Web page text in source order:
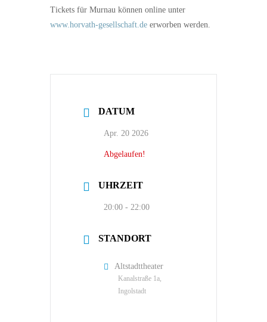
Tickets für Murnau können online unter
www.horvath-gesellschaft.de erworben werden.
DATUM
Apr. 20 2026
Abgelaufen!
UHRZEIT
20:00 - 22:00
STANDORT
Altstadttheater
Kanalstraße 1a,
Ingolstadt